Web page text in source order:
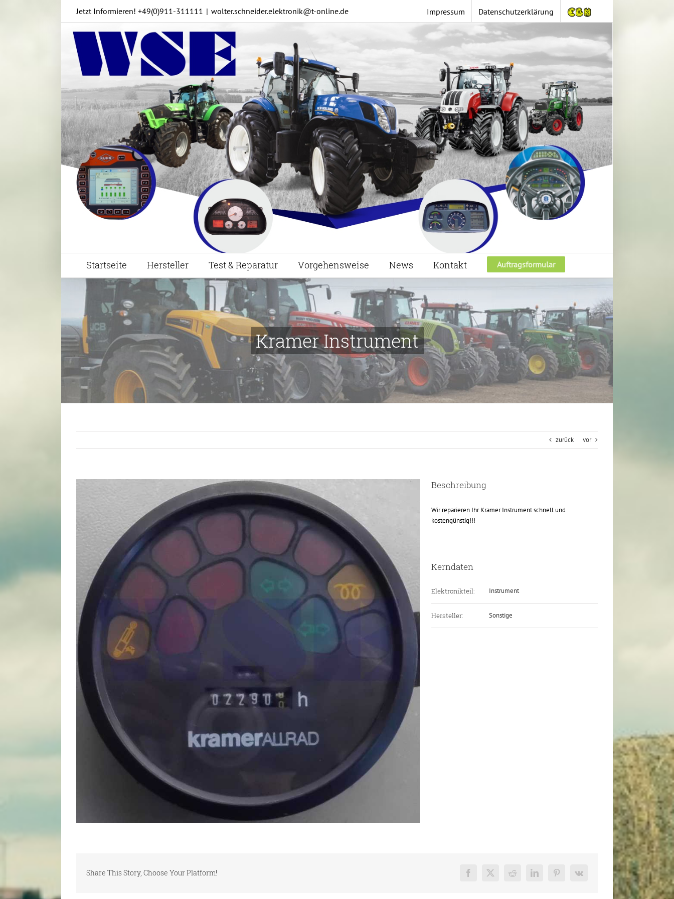
Jetzt Informieren! +49(0)911-311111 | wolter.schneider.elektronik@t-online.de Impressum Datenschutzerklärung
Startseite Hersteller Test & Reparatur Vorgehensweise News Kontakt Auftragsformular
Kramer Instrument
zurück vor
Beschreibung
Wir reparieren Ihr Kramer Instrument schnell und
kostengünstig!!!
Kerndaten
Elektronikteil: Instrument
Hersteller: Sonstige
Share This Story, Choose Your Platform! Facebook
X Reddit LinkedInPinterest
Vk